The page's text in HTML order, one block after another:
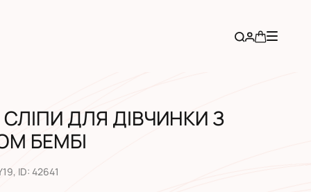
СЛІПИ ДЛЯ ДІВЧИНКИ З
БЕМБІ
, ID: 42641